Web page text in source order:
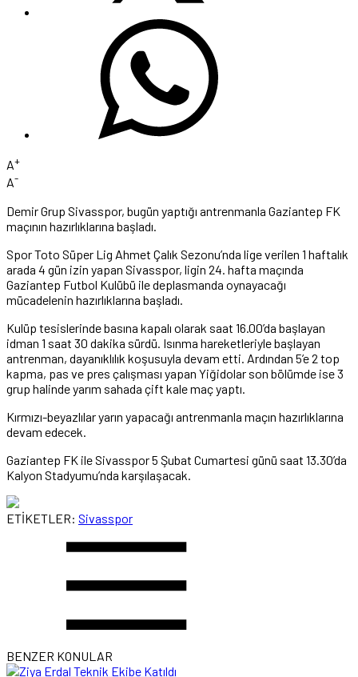
A+
A-
Demir Grup Sivasspor, bugün yaptığı antrenmanla Gaziantep FK
maçının hazırlıklarına başladı.
Spor Toto Süper Lig Ahmet Çalık Sezonu’nda lige verilen 1 haftalık
arada 4 gün izin yapan Sivasspor, ligin 24. hafta maçında
Gaziantep Futbol Kulübü ile deplasmanda oynayacağı
mücadelenin hazırlıklarına başladı.
Kulüp tesislerinde basına kapalı olarak saat 16.00’da başlayan
idman 1 saat 30 dakika sürdü. Isınma hareketleriyle başlayan
antrenman, dayanıklılık koşusuyla devam etti. Ardından 5’e 2 top
kapma, pas ve pres çalışması yapan Yiğidolar son bölümde ise 3
grup halinde yarım sahada çift kale maç yaptı.
Kırmızı-beyazlılar yarın yapacağı antrenmanla maçın hazırlıklarına
devam edecek.
Gaziantep FK ile Sivasspor 5 Şubat Cumartesi günü saat 13.30’da
Kalyon Stadyumu’nda karşılaşacak.
ETİKETLER: Sivasspor
BENZER KONULAR